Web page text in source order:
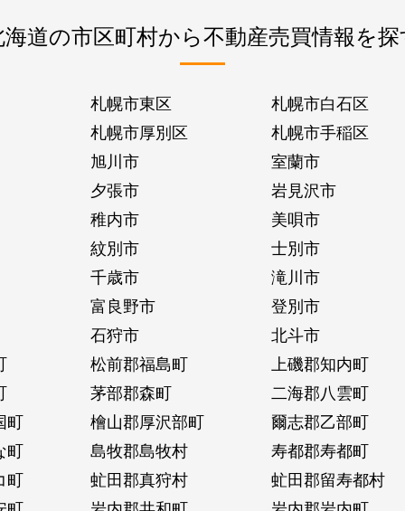
道の市区町村から不動産売買情報を
札幌市東区
札幌市白石区
札幌市厚別区
札幌市手稲区
旭川市
室蘭市
夕張市
岩見沢市
稚内市
美唄市
紋別市
士別市
千歳市
滝川市
富良野市
登別市
石狩市
北斗市
松前郡福島町
上磯郡知内町
茅部郡森町
二海郡八雲町
町
檜山郡厚沢部町
爾志郡乙部町
町
島牧郡島牧村
寿都郡寿都町
町
虻田郡真狩村
虻田郡留寿都村